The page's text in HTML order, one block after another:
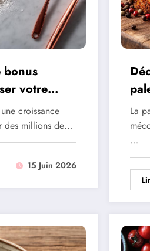
bonus
votre
croissance
des millions de…
15 Juin 2026
La
…